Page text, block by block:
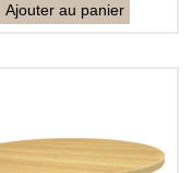
Ajouter au panier